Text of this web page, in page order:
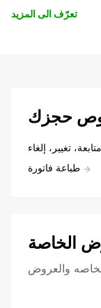
تعرّف الى المزيد
حجزك
متابعة، تغيير، إلغاء
طباعة فاتورة
الخاصة
والعروض